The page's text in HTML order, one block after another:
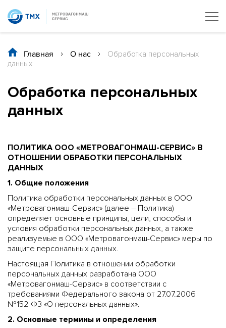
Главная / О нас /
Обработка персональных
данных
Обработка персональных
данных
ПОЛИТИКА ООО «МЕТРОВАГОНМАШ-СЕРВИС» В
ОТНОШЕНИИ ОБРАБОТКИ ПЕРСОНАЛЬНЫХ
ДАННЫХ
1. Общие положения
Политика обработки персональных данных в ООО
«Метровагонмаш-Сервис» (далее – Политика)
определяет основные принципы, цели, способы и
условия обработки персональных данных, а также
реализуемые в ООО «Метровагонмаш-Сервис» меры по
защите персональных данных.
Настоящая Политика в отношении обработки
персональных данных разработана ООО
«Метровагонмаш-Сервис» в соответствии с
требованиями Федерального закона от 27.07.2006
№152-ФЗ «О персональных данных».
2. Основные термины и определения